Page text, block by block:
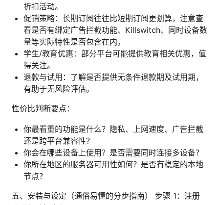
折扣活动。
促销策略：长期订阅往往比短期订阅更划算，注意查
看是否有绑定广告拦截功能、Killswitch、同时设备数
量等实际特性是否包含在内。
学生/教育优惠：部分平台可能提供教育相关优惠，值
得关注。
退款与试用：了解是否提供无条件退款期及试用期，
有助于无风险评估。
性价比判断要点：
你最看重的功能是什么？隐私、上网速度、广告拦截
还是跨平台兼容性？
你会在哪些设备上使用？是否需要同时连接多设备？
你所在地区的服务器可用性如何？是否有稳定的本地
节点？
五、安装与设定（通俗易懂的分步指南） 步骤 1：注册